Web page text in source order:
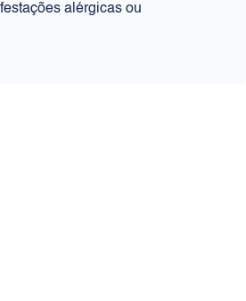
alérgicas ou